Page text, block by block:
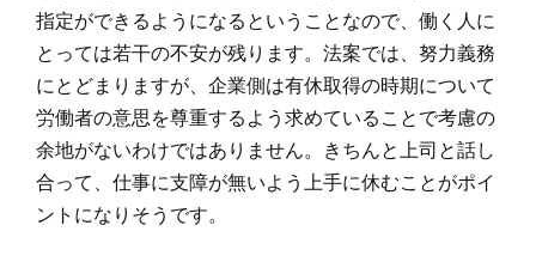
指定ができるようになるということなので、働く人に
とっては若干の不安が残ります。法案では、努力義務
にとどまりますが、企業側は有休取得の時期について
労働者の意思を尊重するよう求めていることで考慮の
余地がないわけではありません。きちんと上司と話し
合って、仕事に支障が無いよう上手に休むことがポイ
ントになりそうです。